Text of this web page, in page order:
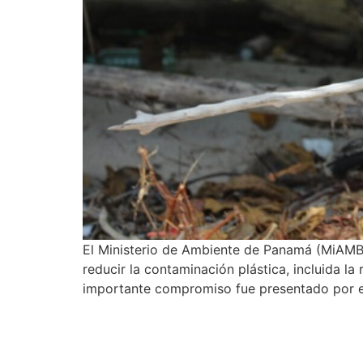
El Ministerio de Ambiente de Panamá
reducir la contaminación plástica, incluida la
importante compromiso fue presentado por